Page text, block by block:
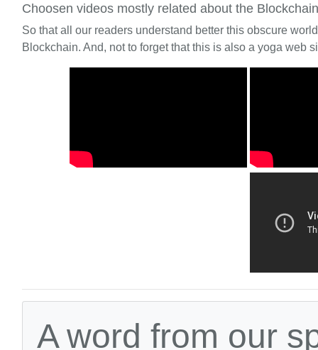
Choosen videos mostly related about the Blockchain
So that all our readers understand better this obscure
Blockchain. And, not to forget that this is also a yoga web
A word from our